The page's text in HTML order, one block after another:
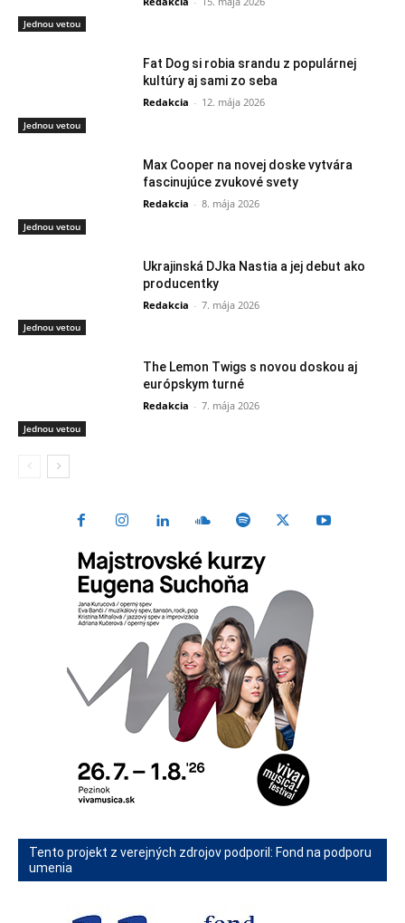
Jednou vetou
Jednou vetou
Fat Dog si robia srandu z populárnej
kultúry aj sami zo seba
Redakcia - 12. mája 2026
Jednou vetou
Max Cooper na novej doske vytvára
fascinujúce zvukové svety
Redakcia - 8. mája 2026
Jednou vetou
Ukrajinská DJka Nastia a jej debut ako
producentky
Redakcia - 7. mája 2026
Jednou vetou
The Lemon Twigs s novou doskou aj
európskym turné
Redakcia - 7. mája 2026
Tento projekt z verejných zdrojov podporil: Fond na podporu
umenia